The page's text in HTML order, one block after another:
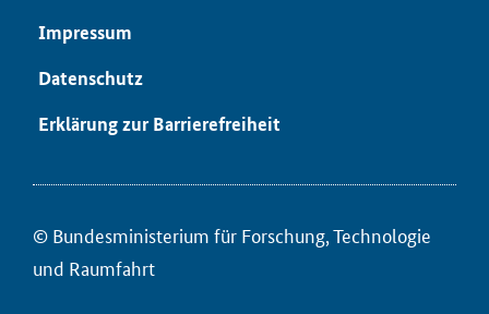
Im­pres­sum
Da­ten­schutz
Er­klä­rung zur Bar­rie­re­frei­heit
© Bun­des­mi­nis­te­ri­um für ­For­schung, Tech­no­lo­gie
und Raum­fahrt